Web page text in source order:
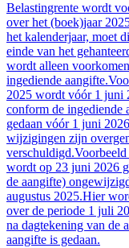
Belastingrente wordt
over het (boek)jaar
het kalenderjaar, moet
einde van het
wordt alleen
ingediende
2025 wordt vóór 1 juni
conform de ingediende
gedaan vóór 1 juni
wijzigingen zijn
wordt op 23 juni 2026
de aangifte)
augustus 2025.Hier
over de periode 1 juli
na dagtekening van de
aangifte is gedaan.